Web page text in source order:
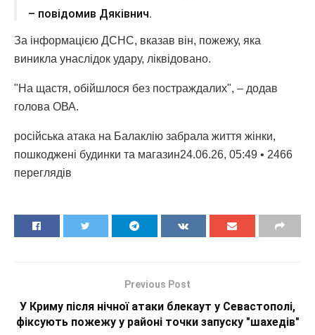
– повідомив Дяківнич.
За інформацією ДСНС, вказав він, пожежу, яка
виникла унаслідок удару, ліквідовано.
"На щастя, обійшлося без постраждалих", – додав
голова ОВА.
російська атака на Балаклію забрала життя жінки,
пошкоджені будинки та магазин24.06.26, 05:49 • 2466
переглядiв
Previous Post
У Криму після нічної атаки блекаут у Севастополі,
фіксують пожежу у районі точки запуску "шахедів"